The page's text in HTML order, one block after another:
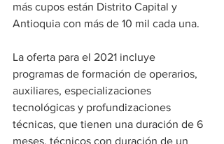
más cupos están Distrito Capital y
Antioquia con más de 10 mil cada una.
La oferta para el 2021 incluye
programas de formación de operarios,
auxiliares, especializaciones
tecnológicas y profundizaciones
técnicas, que tienen una duración de 6
meses, técnicos con duración de un